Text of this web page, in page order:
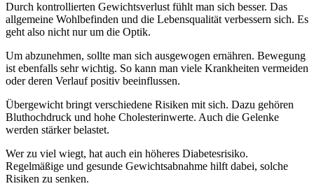
Durch kontrollierten Gewichtsverlust fühlt man sich besser. Das
allgemeine Wohlbefinden und die Lebensqualität verbessern sich. Es
geht also nicht nur um die Optik.
Um abzunehmen, sollte man sich ausgewogen ernähren. Bewegung
ist ebenfalls sehr wichtig. So kann man viele Krankheiten vermeiden
oder deren Verlauf positiv beeinflussen.
Übergewicht bringt verschiedene Risiken mit sich. Dazu gehören
Bluthochdruck und hohe Cholesterinwerte. Auch die Gelenke
werden stärker belastet.
Wer zu viel wiegt, hat auch ein höheres Diabetesrisiko.
Regelmäßige und gesunde Gewichtsabnahme hilft dabei, solche
Risiken zu senken.